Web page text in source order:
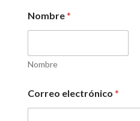
Nombre*
Nombre
Correo electrónico *